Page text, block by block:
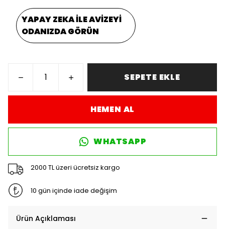
YAPAY ZEKA İLE AVİZEYİ
ODANIZDA GÖRÜN
SEPETE EKLE
HEMEN AL
WHATSAPP
2000 TL üzeri ücretsiz kargo
10 gün içinde iade değişim
Ürün Açıklaması